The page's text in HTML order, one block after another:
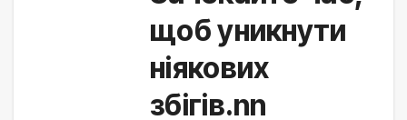
щоб уникнути
ніякових
збігів.nn